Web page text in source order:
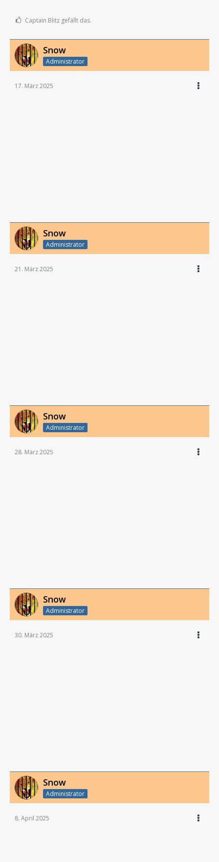
Captain Blitz gefällt das.
Snow
Administrator
17. März 2025
Snow
Administrator
21. März 2025
Snow
Administrator
28. März 2025
Snow
Administrator
30. März 2025
Snow
Administrator
8. April 2025